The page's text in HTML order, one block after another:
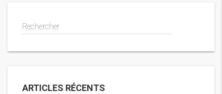
Rechercher
ARTICLES RÉCENTS